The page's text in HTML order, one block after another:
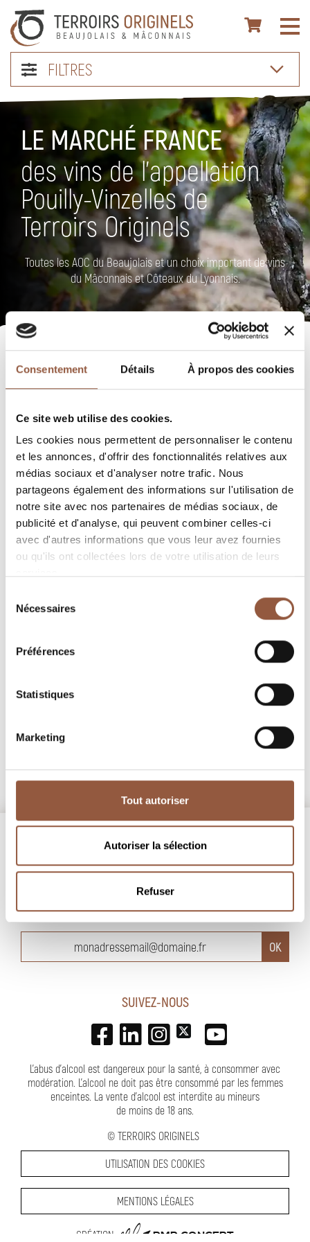
Consentement Détails À propos des cookies
Ce site web utilise des cookies.
Les cookies nous permettent de personnaliser le contenu
et les annonces, d'offrir des fonctionnalités relatives aux
médias sociaux et d'analyser notre trafic. Nous
partageons également des informations sur l'utilisation de
notre site avec nos partenaires de médias sociaux, de
publicité et d'analyse, qui peuvent combiner celles-ci
avec d'autres informations que vous leur avez fournies
ou qu'ils ont collectées lors de votre utilisation de leurs
Nécessaires
Préférences
Statistiques
Marketing
Tout autoriser
Autoriser la sélection
Refuser
FILTRES
LE MARCHÉ FRANCE
des vins de l’appellation
Pouilly-Vinzelles de
Terroirs Originels
Toutes les AOC du Beaujolais et un choix important de vins
du Mâconnais et Côteaux du Lyonnais.
NEWSLETTER
SUIVEZ-NOUS
L'abus d'alcool est dangereux pour la santé, à consommer avec
modération. L’alcool ne doit pas être consommé par les femmes
enceintes. La vente d'alcool est interdite au mineurs
de moins de 18 ans.
© TERROIRS ORIGINELS
UTILISATION DES COOKIES
MENTIONS LÉGALES
CRÉATION PMP CONCEPT